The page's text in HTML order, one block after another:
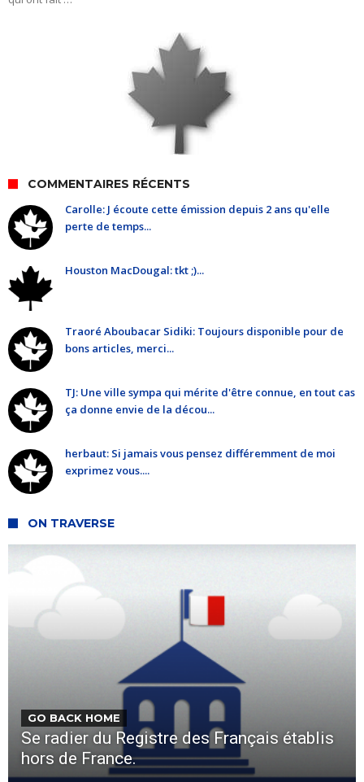
COMMENTAIRES RÉCENTS
Carolle: J écoute cette émission depuis 2 ans qu'elle
perte de temps...
Houston MacDougal: tkt ;)...
Traoré Aboubacar Sidiki: Toujours disponible pour de
bons articles, merci...
TJ: Une ville sympa qui mérite d'être connue, en tout cas
ça donne envie de la décou...
herbaut: Si jamais vous pensez différemment de moi
exprimez vous....
ON TRAVERSE
GO BACK HOME
Se radier du Registre des Français établis
hors de France.